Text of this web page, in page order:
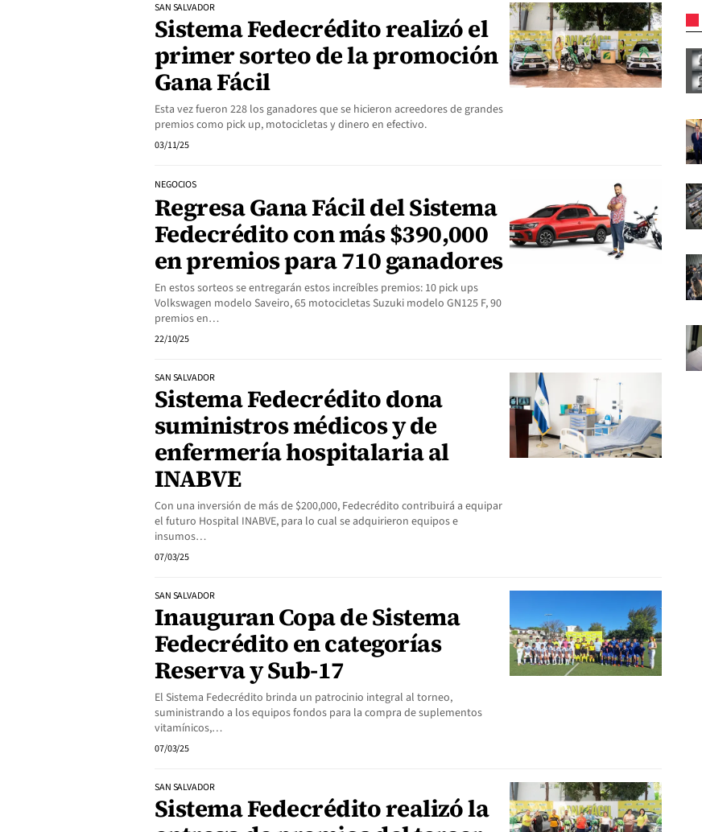
SAN SALVADOR
Sistema Fedecrédito realizó el
primer sorteo de la promoción
Gana Fácil
Esta vez fueron 228 los ganadores que se hicieron acreedores de grandes
premios como pick up, motocicletas y dinero en efectivo.
03/11/25
NEGOCIOS
Regresa Gana Fácil del Sistema
Fedecrédito con más $390,000
en premios para 710 ganadores
En estos sorteos se entregarán estos increíbles premios: 10 pick ups
Volkswagen modelo Saveiro, 65 motocicletas Suzuki modelo GN125 F, 90
premios en…
22/10/25
SAN SALVADOR
Sistema Fedecrédito dona
suministros médicos y de
enfermería hospitalaria al
INABVE
Con una inversión de más de $200,000, Fedecrédito contribuirá a equipar
el futuro Hospital INABVE, para lo cual se adquirieron equipos e
insumos…
07/03/25
SAN SALVADOR
Inauguran Copa de Sistema
Fedecrédito en categorías
Reserva y Sub-17
El Sistema Fedecrédito brinda un patrocinio integral al torneo,
suministrando a los equipos fondos para la compra de suplementos
vitamínicos,…
07/03/25
SAN SALVADOR
Sistema Fedecrédito realizó la